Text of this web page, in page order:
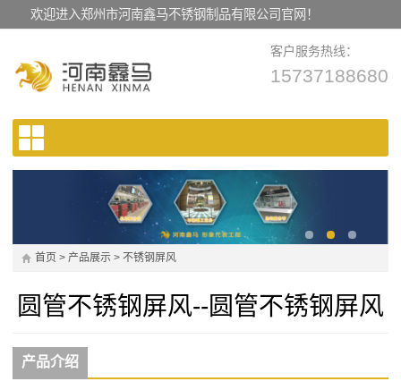
欢迎进入郑州市河南鑫马不锈钢制品有限公司官网！
客户服务热线：
15737188680
首页 > 产品展示 > 不锈钢屏风
圆管不锈钢屏风--圆管不锈钢屏风
产品介绍